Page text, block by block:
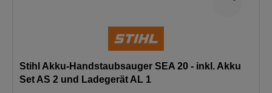
Stihl Akku-Handstaubsauger SEA 20 - inkl. Akku
Set AS 2 und Ladegerät AL 1